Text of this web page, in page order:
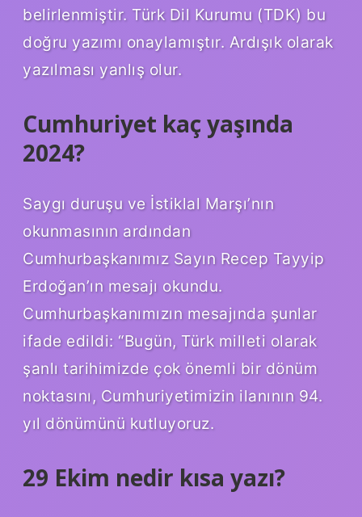
belirlenmiştir. Türk Dil Kurumu (TDK) bu
doğru yazımı onaylamıştır. Ardışık olarak
yazılması yanlış olur.
Cumhuriyet kaç yaşında
2024?
Saygı duruşu ve İstiklal Marşı’nın
okunmasının ardından
Cumhurbaşkanımız Sayın Recep Tayyip
Erdoğan’ın mesajı okundu.
Cumhurbaşkanımızın mesajında ​​şunlar
ifade edildi: “Bugün, Türk milleti olarak
şanlı tarihimizde çok önemli bir dönüm
noktasını, Cumhuriyetimizin ilanının 94.
yıl dönümünü kutluyoruz.
29 Ekim nedir kısa yazı?